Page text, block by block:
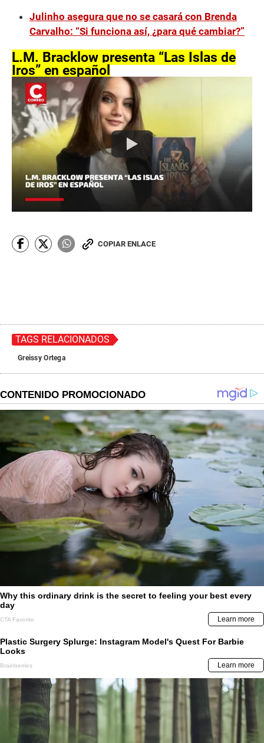
Julinho asegura que no se casará con Brenda
Carvalho: “Si funciona así, ¿para qué cambiar?”
L.M. Bracklow presenta “Las Islas de
Iros” en español
COPIAR ENLACE
TAGS RELACIONADOS
Greissy Ortega